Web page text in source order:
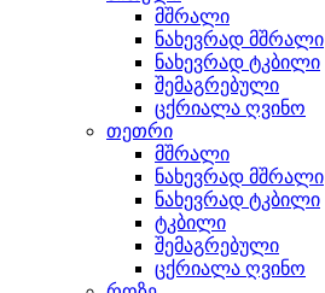
მშრალი
ნახევრად მშრალი
ნახევრად ტკბილი
შემაგრებული
ცქრიალა ღვინო
თეთრი
მშრალი
ნახევრად მშრალი
ნახევრად ტკბილი
ტკბილი
შემაგრებული
ცქრიალა ღვინო